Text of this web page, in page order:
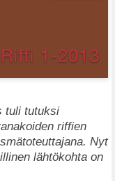
tuli tutuksi
riffien
Nyt
lähtökohta on